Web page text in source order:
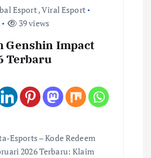
Esport,Viral Esport
39 views
Genshin Impact
Terbaru
Esports – Kode Redeem
2026 Terbaru: Klaim